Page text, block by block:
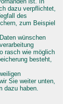
dazu verpflichtet,
des
zum Beispiel
wünschen
rasch wie möglich
besteht,
Sie weiter unten,
dazu haben.